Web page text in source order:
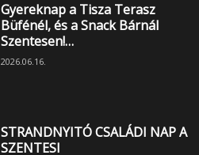
Gyereknap a Tisza Terasz
Büfénél, és a Snack Bárnál
Szentesen!…
2026.06.16.
STRANDNYITÓ CSALÁDI NAP A
SZENTESI